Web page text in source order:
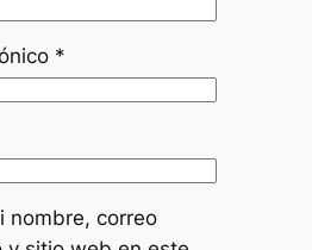
*
nombre, correo